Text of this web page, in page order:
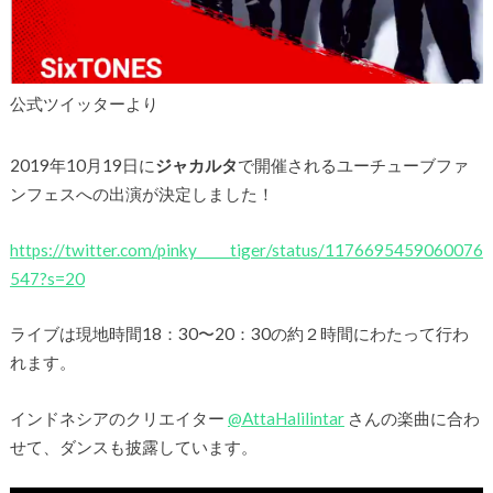
公式ツイッターより
2019年10月19日にジャカルタで開催されるユーチューブファ
ンフェスへの出演が決定しました！
https://twitter.com/pinky_____tiger/status/1176695459060076
547?s=20
ライブは現地時間18：30〜20：30の約２時間にわたって行わ
れます。
インドネシアのクリエイター @AttaHalilintarさんの楽曲に合わ
せて、ダンスも披露しています。